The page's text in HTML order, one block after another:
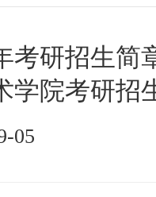
考研招生简
学院考研招
05